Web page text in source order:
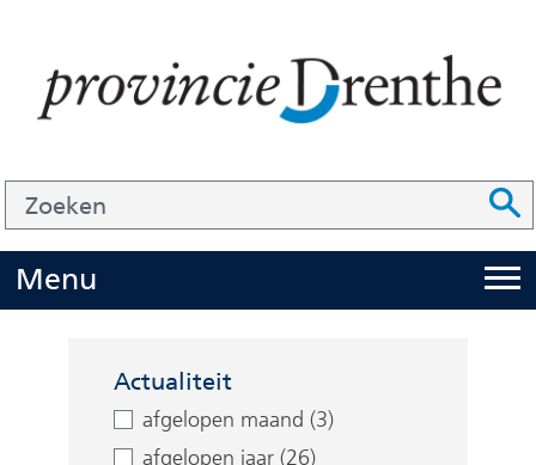
inhoud
Z
o
e
k
Menu
i
Actualiteit
afgelopen maand (3)
afgelopen jaar (26)